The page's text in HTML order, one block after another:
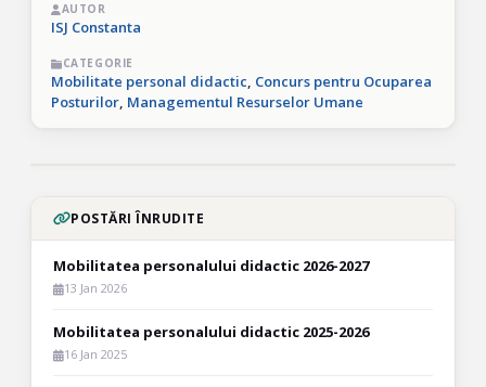
AUTOR
ISJ Constanta
CATEGORIE
Mobilitate personal didactic, Concurs pentru Ocuparea
Posturilor, Managementul Resurselor Umane
POSTĂRI ÎNRUDITE
Mobilitatea personalului didactic 2026-2027
13 Jan 2026
Mobilitatea personalului didactic 2025-2026
16 Jan 2025